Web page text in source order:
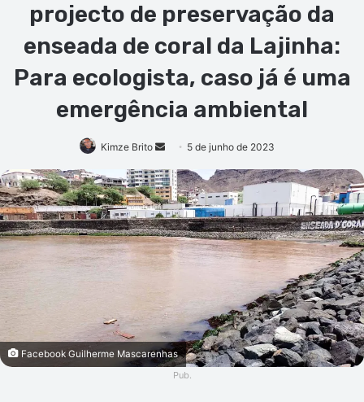
projecto de preservação da
enseada de coral da Lajinha:
Para ecologista, caso já é uma
emergência ambiental
Kimze Brito
Mande
e-
mail
5 de junho de 2023
Facebook Guilherme Mascarenhas
Pub.